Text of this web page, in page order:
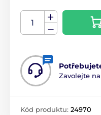
Zavolejte na
Kód produktu: 24970